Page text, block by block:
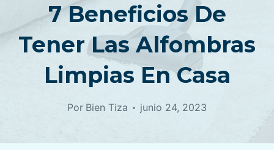
7 Beneficios De
Tener Las Alfombras
Limpias En Casa
Por Bien Tiza junio 24, 2023